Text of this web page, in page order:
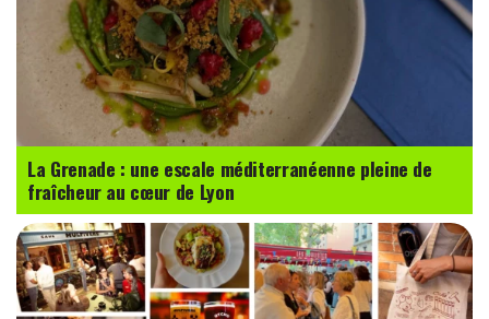
La Grenade : une escale méditerranéenne pleine de
fraîcheur au cœur de Lyon